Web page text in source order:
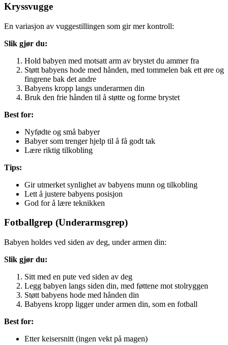
Kryssvugge
En variasjon av vuggestillingen som gir mer kontroll:
Slik gjør du:
Hold babyen med motsatt arm av brystet du ammer fra
Støtt babyens hode med hånden, med tommelen bak ett øre og
fingrene bak det andre
Babyens kropp langs underarmen din
Bruk den frie hånden til å støtte og forme brystet
Best for:
Nyfødte og små babyer
Babyer som trenger hjelp til å få godt tak
Lære riktig tilkobling
Tips:
Gir utmerket synlighet av babyens munn og tilkobling
Lett å justere babyens posisjon
God for å lære teknikken
Fotballgrep (Underarmsgrep)
Babyen holdes ved siden av deg, under armen din:
Slik gjør du:
Sitt med en pute ved siden av deg
Legg babyen langs siden din, med føttene mot stolryggen
Støtt babyens hode med hånden din
Babyens kropp ligger under armen din, som en fotball
Best for:
Etter keisersnitt (ingen vekt på magen)